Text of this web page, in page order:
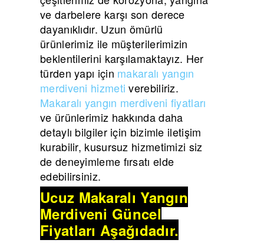
ve darbelere karşı son derece
dayanıklıdır. Uzun ömürlü
ürünlerimiz ile müşterilerimizin
beklentilerini karşılamaktayız. Her
türden yapı için makaralı yangın
merdiveni hizmeti verebiliriz.
Makaralı yangın merdiveni fiyatları
ve ürünlerimiz hakkında daha
detaylı bilgiler için bizimle iletişim
kurabilir, kusursuz hizmetimizi siz
de deneyimleme fırsatı elde
edebilirsiniz.
Ucuz Makaralı Yangın
Merdiveni Güncel
Fiyatları Aşağıdadır.